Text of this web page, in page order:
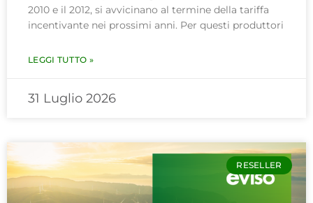
2010 e il 2012, si avvicinano al termine della tariffa
incentivante nei prossimi anni. Per questi produttori
LEGGI TUTTO »
31 Luglio 2026
RESELLER